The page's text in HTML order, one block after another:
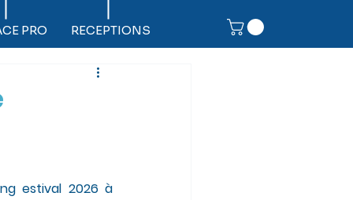
PRO RECEPTIONS
estival 2026 à